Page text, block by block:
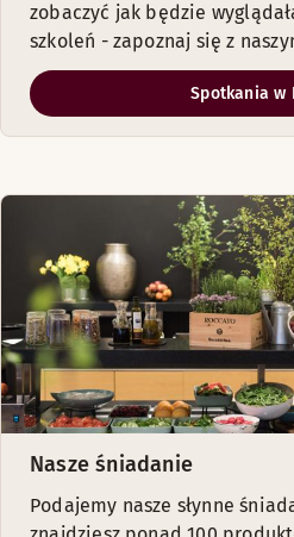
zobaczyć jak będzie
szkoleń - zapoznaj się z
Spotkania w
Nasze śniadanie
Podajemy nasze słynne